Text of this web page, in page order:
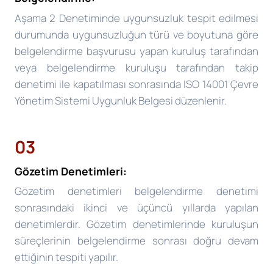
Aşama 2 Denetiminde uygunsuzluk tespit edilmesi
durumunda uygunsuzluğun türü ve boyutuna göre
belgelendirme başvurusu yapan kuruluş tarafından
veya belgelendirme kuruluşu tarafından takip
denetimi ile kapatılması sonrasında ISO 14001 Çevre
Yönetim Sistemi Uygunluk Belgesi düzenlenir.
03
Gözetim Denetimleri:
Gözetim denetimleri belgelendirme denetimi
sonrasındaki ikinci ve üçüncü yıllarda yapılan
denetimlerdir. Gözetim denetimlerinde kuruluşun
süreçlerinin belgelendirme sonrası doğru devam
ettiğinin tespiti yapılır.